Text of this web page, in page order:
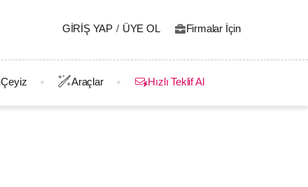
GIRIŞ YAP / ÜYE OL Firmalar İçin
Çeyiz Araçlar Hızlı Teklif Al